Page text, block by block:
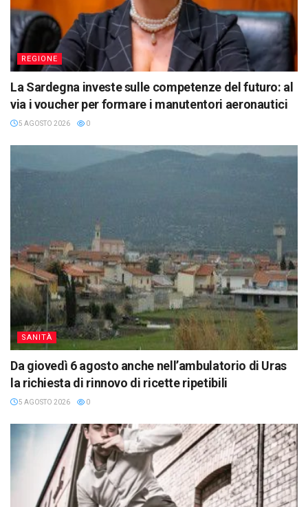
REGIONE
La Sardegna investe sulle competenze del futuro: al
via i voucher per formare i manutentori aeronautici
5 AGOSTO 2026 0
SANITÀ
Da giovedì 6 agosto anche nell’ambulatorio di Uras
la richiesta di rinnovo di ricette ripetibili
5 AGOSTO 2026 0